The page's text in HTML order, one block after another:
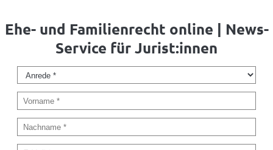
Ehe- und Familienrecht online | News-
Service für Jurist:innen